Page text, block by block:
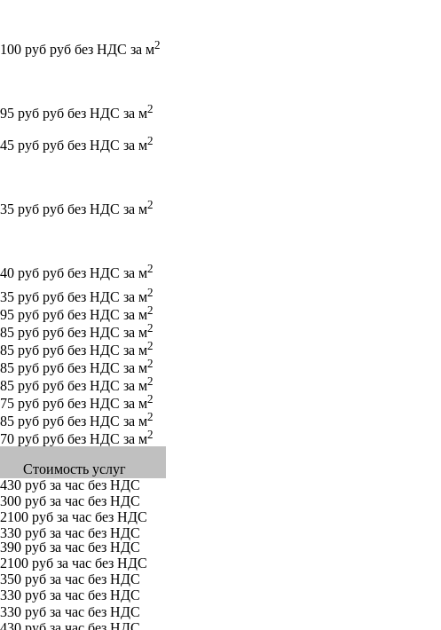
руб руб без НДС за м2
руб руб без НДС за м2
руб руб без НДС за м2
руб руб без НДС за м2
руб руб без НДС за м2
руб руб без НДС за м2
руб руб без НДС за м2
руб руб без НДС за м2
руб руб без НДС за м2
руб руб без НДС за м2
руб руб без НДС за м2
руб руб без НДС за м2
руб руб без НДС за м2
руб руб без НДС за м2
Стоимость услуг
руб за час без НДС
руб за час без НДС
руб за час без НДС
руб за час без НДС
руб за час без НДС
руб за час без НДС
руб за час без НДС
руб за час без НДС
руб за час без НДС